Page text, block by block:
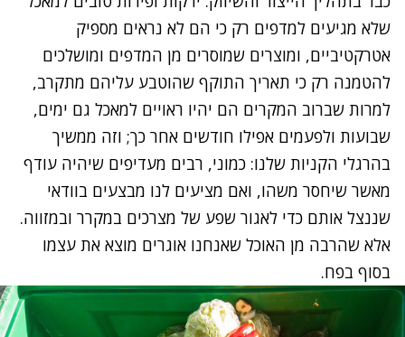
שלא מגיעים למדפים רק כי הם לא נראים מספיק
אטרקטיביים, ומוצרים שמוסרים מן המדפים ומושלכים
להטמנה רק כי תאריך התוקף שהוטבע עליהם מתקרב,
למרות שברוב המקרים הם יהיו ראויים למאכל גם ימים,
שבועות ולפעמים אפילו חודשים אחר כך; וזה ממשיך
בהרגלי הקניות שלנו: כמוני, רבים מעדיפים שיהיה עודף
מאשר שיחסר משהו, ואם מציעים לנו מבצעים בוודאי
שננצל אותם כדי לאגור שפע של מצרכים במקרר ובמזווה.
אלא שהרבה מן האוכל שאנחנו אוגרים מוצא את עצמו
בסוף בפח.